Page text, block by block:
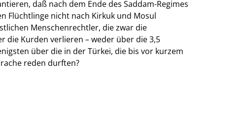
daß nach dem Ende des Saddam-Regimes
Flüchtlinge nicht nach Kirkuk und Mosul
Menschenrechtler, die zwar die
die Kurden verlieren – weder über die 3,5
über die in der Türkei, die bis vor kurzem
reden durften?